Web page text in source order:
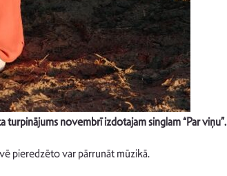
turpinājums novembrī izdotajam singlam “Par viņu”.
pieredzēto var pārrunāt mūzikā.